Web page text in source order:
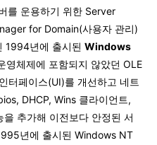
를 운용하기 위한 Server
for Domain(사용자 관리)
1994년에 출시된 Windows
영체제에 포함되지 않았던 OLE
터페이스(UI)를 개선하고 네트
DHCP, Wins 클라이언트,
추가해 이전보다 안정된 서
년에 출시된 Windows NT